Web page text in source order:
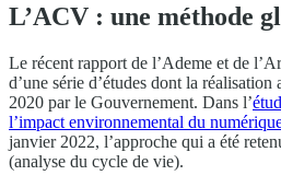
L’ACV : une méthode
Le récent rapport de l’Ademe et de
d’une série d’études dont la réalisation
2020 par le Gouvernement. Dans l’
l’impact environnemental du
janvier 2022, l’approche qui a été
(analyse du cycle de vie).